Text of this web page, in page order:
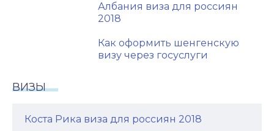
Албания виза для россиян
2018
Как оформить шенгенскую
визу через госуслуги
ВИЗЫ
Коста Рика виза для россиян 2018